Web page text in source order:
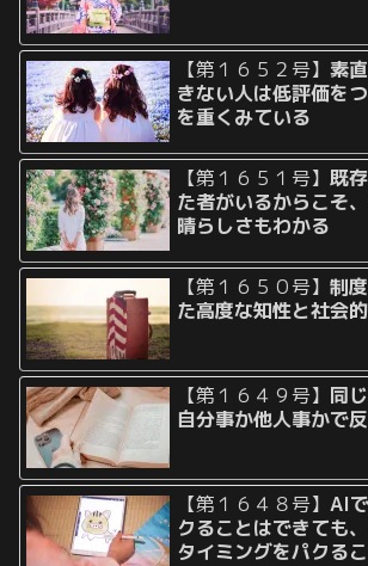
【第１６５２号】素
きない人は低評価を
を重くみている
【第１６５１号】既
た者がいるからこそ
晴らしさもわかる
【第１６５０号】制
た高度な知性と社会
【第１６４９号】 同
自分事か他人事かで
【第１６４８号】AI
クることはできても
タイミングをパクる